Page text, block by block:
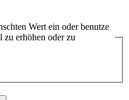
Wert ein oder benutze
zu erhöhen oder zu